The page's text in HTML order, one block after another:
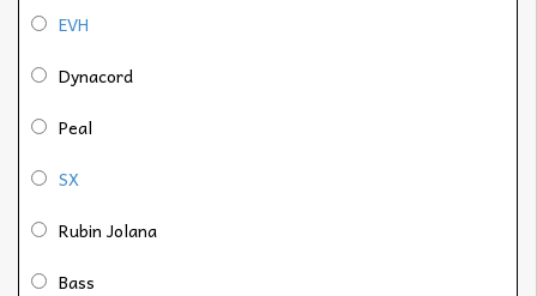
EVH
Dynacord
Peal
SX
Rubin Jolana
Bass